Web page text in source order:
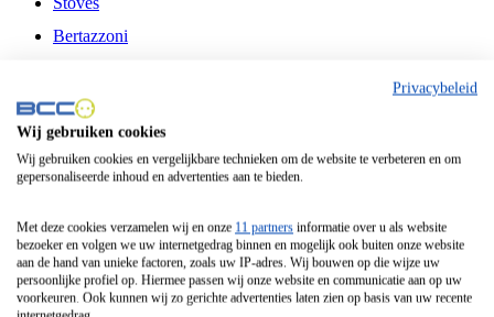
Bertazzoni
Fitelli
Airfryer
Frituurpan
Contactgrill
Broodbakmachine
Broodrooster
Privacybeleid
Wij gebruiken cookies
Wij gebruiken cookies en vergelijkbare technieken om de website te verbeteren en om
gepersonaliseerde inhoud en advertenties aan te bieden.
Met deze cookies verzamelen wij en onze 11 partners informatie over u als website
bezoeker en volgen we uw internetgedrag binnen en mogelijk ook buiten onze website
aan de hand van unieke factoren, zoals uw IP-adres. Wij bouwen op die wijze uw
persoonlijke profiel op. Hiermee passen wij onze website en communicatie aan op uw
voorkeuren. Ook kunnen wij zo gerichte advertenties laten zien op basis van uw recente